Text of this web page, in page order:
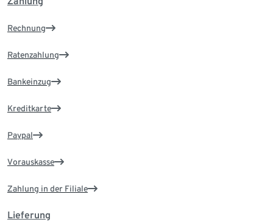
Rechnung
Ratenzahlung
Bankeinzug
Kreditkarte
Paypal
Vorauskasse
Zahlung in der Filiale
Lieferung